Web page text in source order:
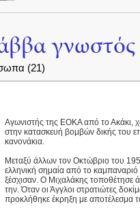
γνωστός
(21)
Αγωνιστής της ΕΟΚΑ από το Ακάκι,
στην κατασκευή βομβών δικής του
κανονάκια.
Μεταξύ άλλων τον Οκτώβριο του
ελληνική σημαία από το καμπαναριό
ξέσχισαν. Ο Μιχαλάκης τοποθέτησε
την. Όταν οι Άγγλοι στρατιώτες
προκλήθηκε έκρηξη με αποτέλεσμα